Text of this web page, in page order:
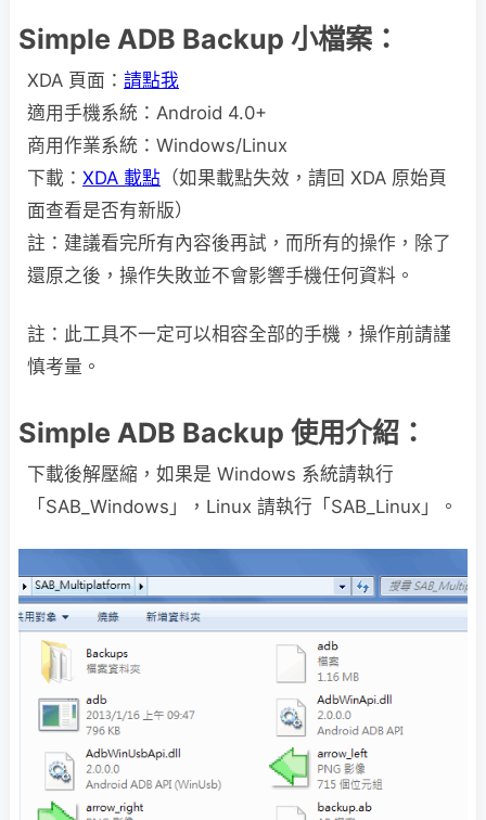
Simple ADB Backup 小檔案：
XDA 頁面： 請點我
適用手機系統：Android 4.0+
商用作業系統：Windows/Linux
下載： XDA 載點 （如果載點失效，請回 XDA 原始頁
面查看是否有新版）
註：建議看完所有內容後再試，而所有的操作，除了
還原之後，操作失敗並不會影響手機任何資料。
註：此工具不一定可以相容全部的手機，操作前請謹
慎考量。
Simple ADB Backup 使用介紹：
下載後解壓縮，如果是 Windows 系統請執行
「SAB_Windows」，Linux 請執行「SAB_Linux」。